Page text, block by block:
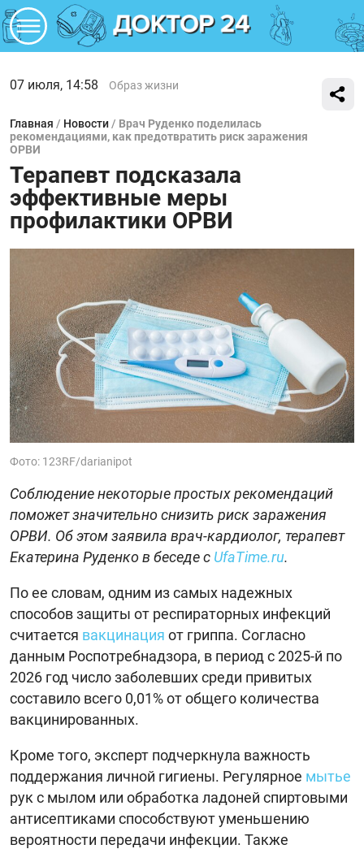
07 июля, 14:58 Образ жизни
Главная / Новости / Врач Руденко поделилась
рекомендациями, как предотвратить риск заражения
ОРВИ
Терапевт подсказала
эффективные меры
профилактики ОРВИ
Фото: 123RF/darianipot
Соблюдение некоторые простых рекомендаций
поможет значительно снизить риск заражения
ОРВИ. Об этом заявила врач-кардиолог, терапевт
Екатерина Руденко в беседе с UfaTime.ru.
По ее словам, одним из самых надежных
способов защиты от респираторных инфекций
считается вакцинация от гриппа. Согласно
данным Роспотребнадзора, в период с 2025-й по
2026 год число заболевших среди привитых
составило всего 0,01% от общего количества
вакцинированных.
Кроме того, эксперт подчеркнула важность
поддержания личной гигиены. Регулярное мытье
рук с мылом или обработка ладоней спиртовыми
антисептиками способствуют уменьшению
вероятности передачи инфекции. Также